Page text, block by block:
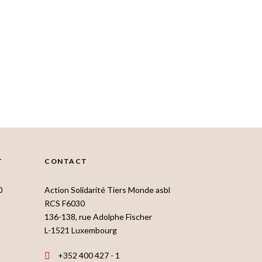
CONTACT
Action Solidarité Tiers Monde asbl
RCS F6030
136-138, rue Adolphe Fischer
L-1521 Luxembourg
+352 400 427 - 1